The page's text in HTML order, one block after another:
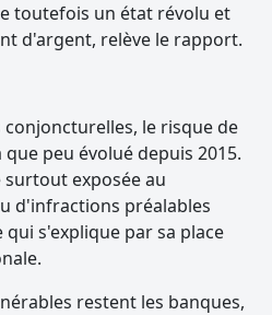
toutefois un état révolu et
d'argent, relève le rapport.
le risque de
peu évolué depuis 2015.
surtout exposée au
d'infractions préalables
qui s'explique par sa place
restent les banques,